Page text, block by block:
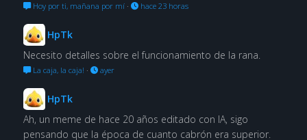
Hoy por ti, mañana por mí· hace 23 horas
HpTk
Necesito detalles sobre el funcionamiento de la rana.
La caja, la caja! · ayer
HpTk
Ah, un meme de hace 20 años editado con IA, sigo
pensando que la época de cuanto cabrón era superior.